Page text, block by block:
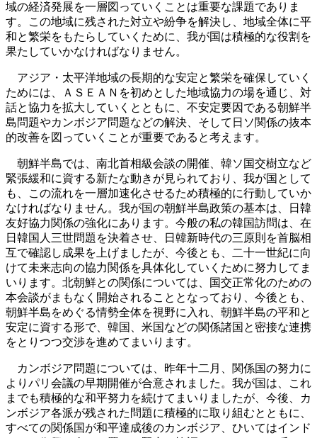
域の経済発展を一層図っていくことは重要な課題でありま
す。この地域に残された対立や紛争を解決し、地域全体に平
和と繁栄をもたらしていくために、我が国は積極的な役割を
果たしていかなければなりません。
アジア・太平洋地域の長期的な安定と繁栄を確保していく
ためには、ＡＳＥＡＮを初めとした地域協力の場を通じ、対
話と協力を拡大していくとともに、不安定要因である朝鮮半
島問題やカンボジア問題などの解決、そして日ソ関係の抜本
的改善を図っていくことが重要であると考えます。
朝鮮半島では、南北首相級会談の開催、韓ソ国交樹立など
緊張緩和に資する新たな動きが見られており、我が国として
も、この流れを一層加速化させるため積極的に行動していか
なければなりません。我が国の朝鮮半島政策の基本は、日韓
友好協力関係の強化にあります。今般の私の韓国訪問は、在
日韓国人三世問題を決着させ、日韓新時代の三原則を首脳相
互で確認し成果を上げましたが、今後とも、二十一世紀に向
けて未来志向の協力関係を具体化していくために努力してま
いります。北朝鮮との関係については、国交正常化のための
本会談がまもなく開始されることとなっており、今後とも、
朝鮮半島をめぐる情勢全体を視野に入れ、朝鮮半島の平和と
安定に資する形で、韓国、米国などの関係諸国と密接な連携
をとりつつ交渉を進めてまいります。
カンボジア問題については、昨年十二月、関係国の努力に
よりパリ会議の早期開催が合意されました。我が国は、これ
までも積極的な和平努力を続けてまいりましたが、今後、カ
ンボジア各派が残された問題に積極的に取り組むとともに、
すべての関係国が和平達成後のカンボジア、ひいてはインド